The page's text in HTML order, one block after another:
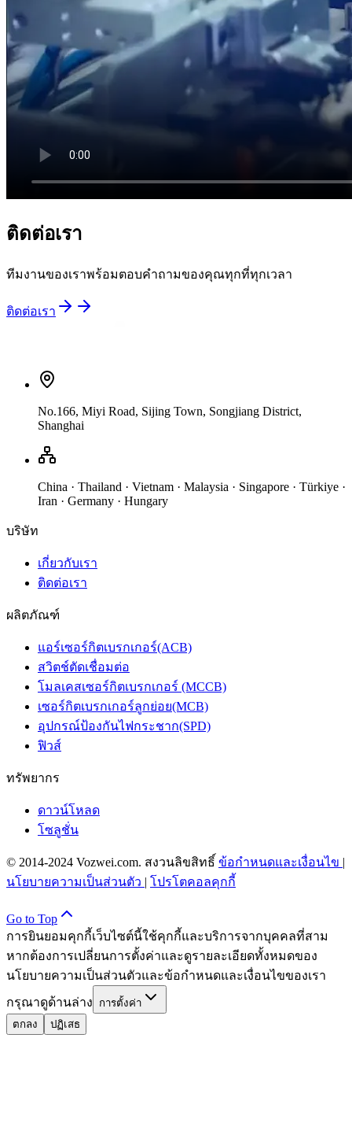
ติดต่อเรา
ทีมงานของเราพร้อมตอบคำถามของคุณทุกที่ทุกเวลา
ติดต่อเรา
No.166, Miyi Road, Sijing Town, Songjiang District,
Shanghai
China · Thailand · Vietnam · Malaysia · Singapore · Türkiye ·
Iran · Germany · Hungary
บริษัท
เกี่ยวกับเรา
ติดต่อเรา
ผลิตภัณฑ์
แอร์เซอร์กิตเบรกเกอร์(ACB)
สวิตช์ตัดเชื่อมต่อ
โมลเคสเซอร์กิตเบรกเกอร์ (MCCB)
เซอร์กิตเบรกเกอร์ลูกย่อย(MCB)
อุปกรณ์ป้องกันไฟกระชาก(SPD)
ฟิวส์
ทรัพยากร
ดาวน์โหลด
โซลูชั่น
© 2014-2024 Vozwei.com. สงวนลิขสิทธิ์ ข้อกำหนดและเงื่อนไข |
นโยบายความเป็นส่วนตัว | โปรโตคอลคุกกี้
Go to Top
การยินยอมคุกกี้เว็บไซต์นี้ใช้คุกกี้และบริการจากบุคคลที่สาม
หากต้องการเปลี่ยนการตั้งค่าและดูรายละเอียดทั้งหมดของ
นโยบายความเป็นส่วนตัวและข้อกำหนดและเงื่อนไขของเรา
กรุณาดูด้านล่าง
การตั้งค่า
ตกลง
ปฏิเสธ